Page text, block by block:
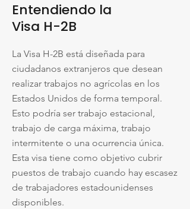
Entendiendo la
Visa H-2B
La Visa H-2B está diseñada para
ciudadanos extranjeros que desean
realizar trabajos no agrícolas en los
Estados Unidos de forma temporal.
Esto podría ser trabajo estacional,
trabajo de carga máxima, trabajo
intermitente o una ocurrencia única.
Esta visa tiene como objetivo cubrir
puestos de trabajo cuando hay escasez
de trabajadores estadounidenses
disponibles.